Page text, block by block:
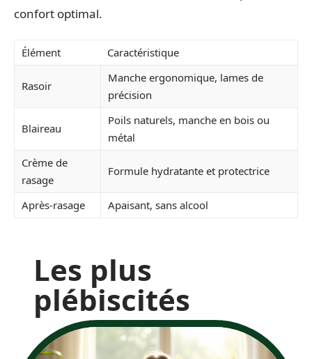
confort optimal.
Élément Caractéristique
Rasoir
Manche ergonomique, lames de
précision
Blaireau
Poils naturels, manche en bois ou
métal
Crème de
rasage
Formule hydratante et protectrice
Après-rasage Apaisant, sans alcool
Les plus
plébiscités